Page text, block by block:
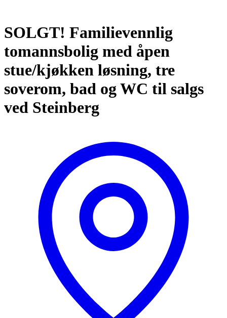
SOLGT! Familievennlig
tomannsbolig med åpen
stue/kjøkken løsning, tre
soverom, bad og WC til salgs
ved Steinberg